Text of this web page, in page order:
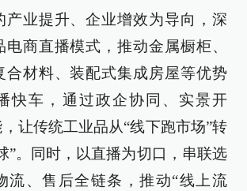
产业提升、企业增效为导向，深
电商直播模式，推动金属橱柜、
合材料、装配式集成房屋等优势
快车，通过政企协同、实景开
让传统工业品从“线下跑市场”转
”。同时，以直播为切口，串联选
流、售后全链条，推动“线上流